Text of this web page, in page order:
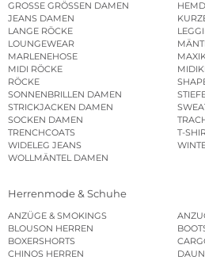
GROSSE GRÖSSEN DAMEN
JEANS DAMEN
LANGE RÖCKE
LOUNGEWEAR
MARLENEHOSE
MIDI RÖCKE
RÖCKE
SONNENBRILLEN DAMEN
STRICKJACKEN DAMEN
SOCKEN DAMEN
TRENCHCOATS
T-
WIDELEG JEANS
WOLLMÄNTEL DAMEN
Herrenmode & Schuhe
ANZÜGE & SMOKINGS
BLOUSON HERREN
BOXERSHORTS
CHINOS HERREN